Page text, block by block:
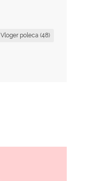
Vloger poleca (48)